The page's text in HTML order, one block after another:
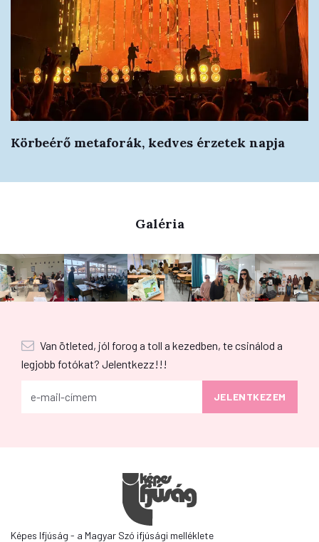
Körbeérő metaforák, kedves érzetek napja
Galéria
Van ötleted, jól forog a toll a kezedben, te csinálod a
legjobb fotókat? Jelentkezz!!!
Képes Ifjúság - a Magyar Szó ifjúsági melléklete